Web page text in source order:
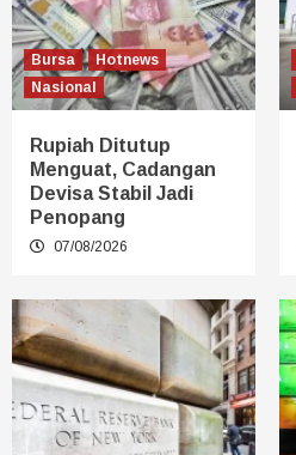
Bursa
Hotnews
Nasional
Rupiah Ditutup
Menguat, Cadangan
Devisa Stabil Jadi
Penopang
07/08/2026